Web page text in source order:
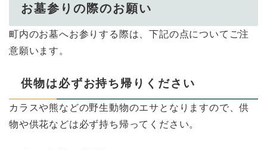
お墓参りの際のお願い
町内のお墓へお参りする際は、下記の点についてご注
意願います。
供物は必ずお持ち帰りください
カラスや熊などの野生動物のエサとなりますので、供
物や供花などは必ず持ち帰ってください。